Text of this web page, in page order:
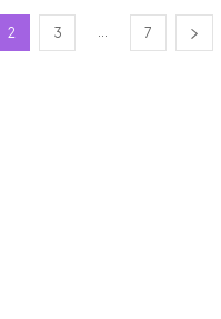
2 3 ... 7